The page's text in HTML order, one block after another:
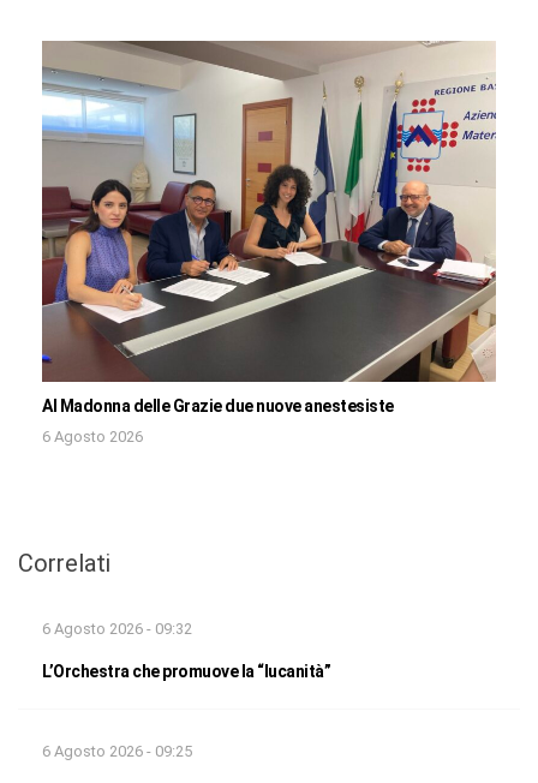
Al Madonna delle Grazie due nuove anestesiste
6 Agosto 2026
Correlati
6 Agosto 2026 - 09:32
L’Orchestra che promuove la “lucanità”
6 Agosto 2026 - 09:25